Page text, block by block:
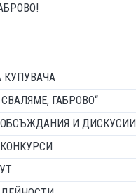
ГАБРОВО“
И ДИСКУСИИ